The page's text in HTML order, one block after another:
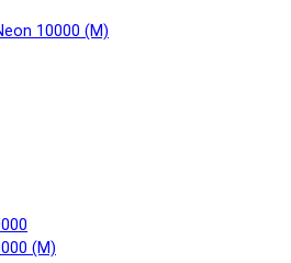
10000 (М)
(М)